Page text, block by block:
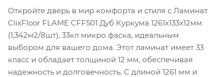
Откройте дверь в мир комфорта и стиля с Ламинат
ClixFloor FLAME CFF501 Дуб Куркума 1261x133x12мм
(1,342м2/8шт), 33кл микро фаска, идеальным
выбором для вашего дома. Этот ламинат имеет 33
класс и обладает толщиной 12 мм, обеспечивая
надежность и долговечность. С длиной 1261 мм и